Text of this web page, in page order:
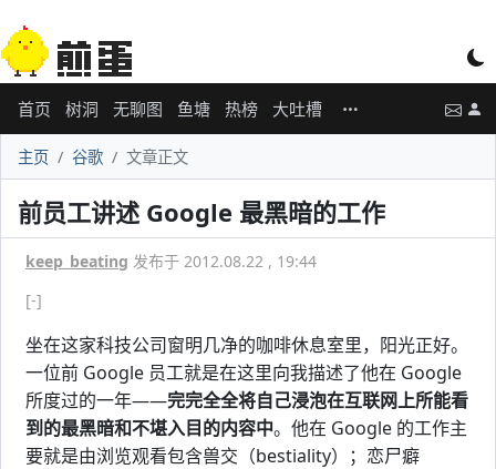
首页 树洞 无聊图 鱼塘 热榜 大吐槽
主页 谷歌 文章正文
前员工讲述 Google 最黑暗的工作
keep_beating 发布于 2012.08.22 , 19:44
[-]
坐在这家科技公司窗明几净的咖啡休息室里，阳光正好。
一位前 Google 员工就是在这里向我描述了他在 Google
所度过的一年——完完全全将自己浸泡在互联网上所能看
到的最黑暗和不堪入目的内容中。他在 Google 的工作主
要就是由浏览观看包含兽交（bestiality）；恋尸癖